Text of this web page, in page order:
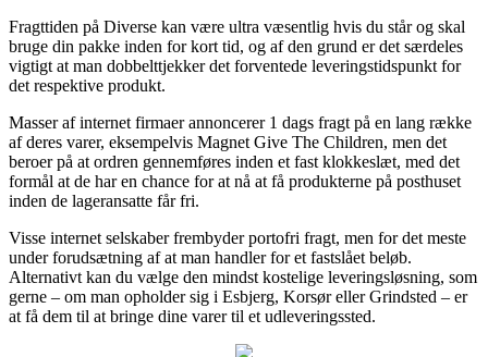
Fragttiden på Diverse kan være ultra væsentlig hvis du står og skal
bruge din pakke inden for kort tid, og af den grund er det særdeles
vigtigt at man dobbelttjekker det forventede leveringstidspunkt for
det respektive produkt.
Masser af internet firmaer annoncerer 1 dags fragt på en lang række
af deres varer, eksempelvis Magnet Give The Children, men det
beroer på at ordren gennemføres inden et fast klokkeslæt, med det
formål at de har en chance for at nå at få produkterne på posthuset
inden de lageransatte får fri.
Visse internet selskaber frembyder portofri fragt, men for det meste
under forudsætning af at man handler for et fastslået beløb.
Alternativt kan du vælge den mindst kostelige leveringsløsning, som
gerne – om man opholder sig i Esbjerg, Korsør eller Grindsted – er
at få dem til at bringe dine varer til et udleveringssted.